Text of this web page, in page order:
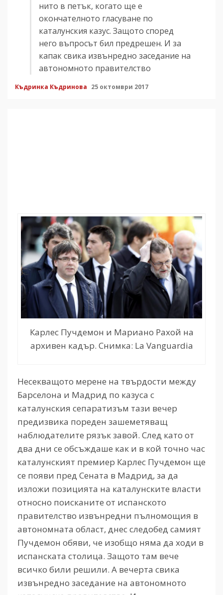
нито в петък, когато ще е
окончателното гласуване по
каталунския казус. Защото според
него въпросът бил предрешен. И за
капак свика извънредно заседание на
автономното правителство
Къдринка Къдринова 25 октомври 2017
Карлес Пучдемон и Мариано Рахой на
архивен кадър. Снимка: La Vanguardia
Несекващото мерене на твърдости между
Барселона и Мадрид по казуса с
каталунския сепаратизъм тази вечер
предизвика пореден зашеметяващ
наблюдателите рязък завой. След като от
два дни се обсъждаше как и в кой точно час
каталунският премиер Карлес Пучдемон ще
се появи пред Сената в Мадрид, за да
изложи позицията на каталунските власти
относно поисканите от испанското
правителство извънредни пълномощия в
автономната област, днес следобед самият
Пучдемон обяви, че изобщо няма да ходи в
испанската столица. Защото там вече
всичко били решили. А вечерта свика
извънредно заседание на автономното